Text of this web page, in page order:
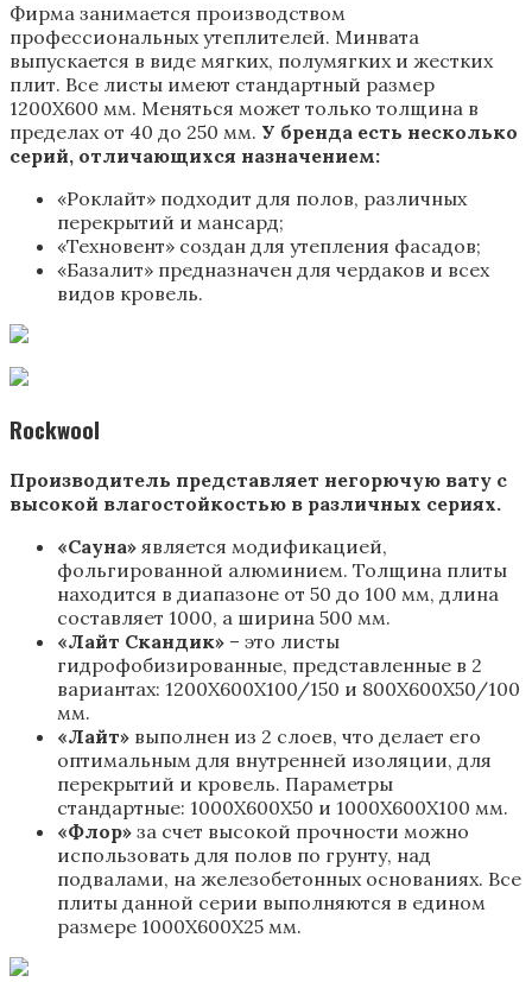
Фирма занимается производством
профессиональных утеплителей. Минвата
выпускается в виде мягких, полумягких и жестких
плит. Все листы имеют стандартный размер
1200Х600 мм. Меняться может только толщина в
пределах от 40 до 250 мм. У бренда есть несколько
серий, отличающихся назначением:
«Роклайт» подходит для полов, различных
перекрытий и мансард;
«Техновент» создан для утепления фасадов;
«Базалит» предназначен для чердаков и всех
видов кровель.
Rockwool
Производитель представляет негорючую вату с
высокой влагостойкостью в различных сериях.
«Сауна» является модификацией,
фольгированной алюминием. Толщина плиты
находится в диапазоне от 50 до 100 мм, длина
составляет 1000, а ширина 500 мм.
«Лайт Скандик» – это листы
гидрофобизированные, представленные в 2
вариантах: 1200Х600Х100/150 и 800Х600Х50/100
мм.
«Лайт» выполнен из 2 слоев, что делает его
оптимальным для внутренней изоляции, для
перекрытий и кровель. Параметры
стандартные: 1000Х600Х50 и 1000Х600Х100 мм.
«Флор» за счет высокой прочности можно
использовать для полов по грунту, над
подвалами, на железобетонных основаниях. Все
плиты данной серии выполняются в едином
размере 1000Х600Х25 мм.